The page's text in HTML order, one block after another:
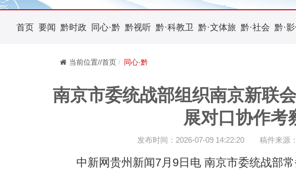
首页 要闻 黔时政 同心·黔 黔视听 黔·科教卫 黔·文体旅 黔·社会 黔·
当前位置//首页 同心·黔
南京市委统战部组织南京新联
展对口协作考
发布时间：2026-07-09 14:22:20 稿件来源
中新网贵州新闻7月9日电 南京市委统战部常